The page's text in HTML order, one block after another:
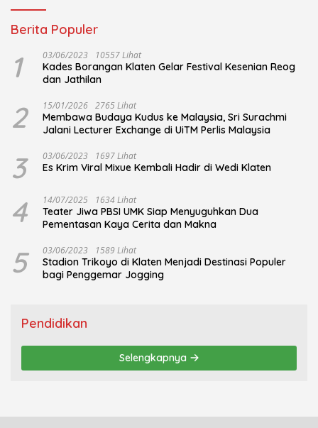
Berita Populer
1 03/06/2023 10557 Lihat
Kades Borangan Klaten Gelar Festival Kesenian Reog
dan Jathilan
2 15/01/2026 2765 Lihat
Membawa Budaya Kudus ke Malaysia, Sri Surachmi
Jalani Lecturer Exchange di UiTM Perlis Malaysia
3 03/06/2023 1697 Lihat
Es Krim Viral Mixue Kembali Hadir di Wedi Klaten
4 14/07/2025 1634 Lihat
Teater Jiwa PBSI UMK Siap Menyuguhkan Dua
Pementasan Kaya Cerita dan Makna
5 03/06/2023 1589 Lihat
Stadion Trikoyo di Klaten Menjadi Destinasi Populer
bagi Penggemar Jogging
Pendidikan
Selengkapnya